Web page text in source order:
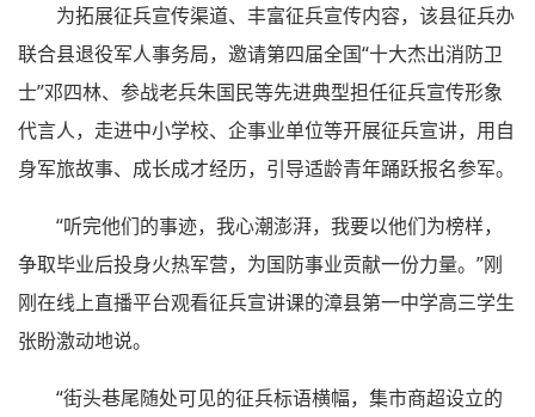
为拓展征兵宣传渠道、丰富征兵宣传内容，该县征兵办
联合县退役军人事务局，邀请第四届全国“十大杰出消防卫
士”邓四林、参战老兵朱国民等先进典型担任征兵宣传形象
代言人，走进中小学校、企事业单位等开展征兵宣讲，用自
身军旅故事、成长成才经历，引导适龄青年踊跃报名参军。
“听完他们的事迹，我心潮澎湃，我要以他们为榜样，
争取毕业后投身火热军营，为国防事业贡献一份力量。”刚
刚在线上直播平台观看征兵宣讲课的漳县第一中学高三学生
张盼激动地说。
“街头巷尾随处可见的征兵标语横幅，集市商超设立的